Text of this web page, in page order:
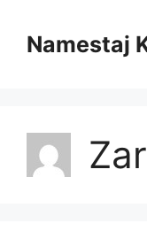
contentNamestaj